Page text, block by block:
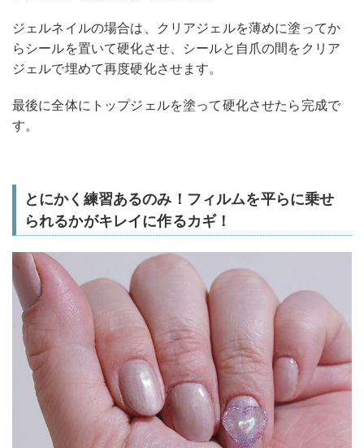
ジェルネイルの場合は、クリアジェルを薄めに塗ってか
らシールを置いて硬化させ、シールと自爪の間をクリア
ジェルで埋めて再度硬化させます。
最後に全体にトップジェルを塗って硬化させたら完成で
す。
とにかく練習あるのみ！フィルムを平らに乗せ
られるかがキレイに作るカギ！